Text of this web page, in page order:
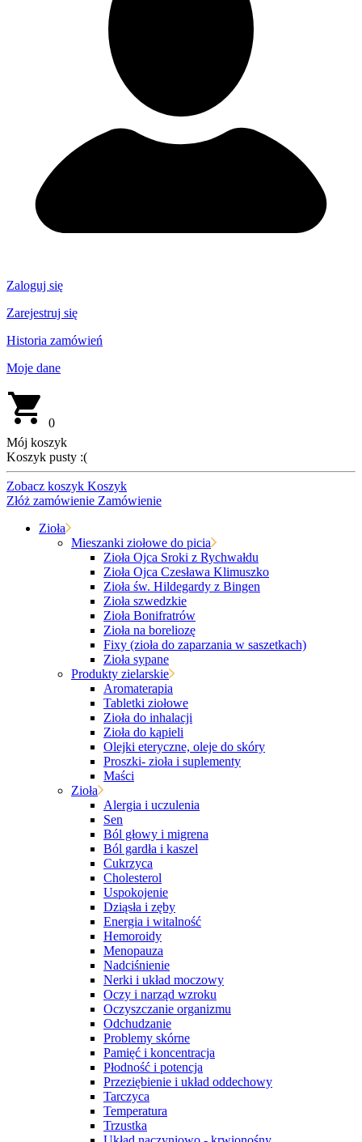
Zaloguj się
Zarejestruj się
Historia zamówień
Moje dane
0
Mój koszyk
Koszyk pusty :(
Zobacz koszyk Koszyk
Złóż zamówienie Zamówienie
Zioła
Mieszanki ziołowe do picia
Zioła Ojca Sroki z Rychwałdu
Zioła Ojca Czesława Klimuszko
Zioła św. Hildegardy z Bingen
Zioła szwedzkie
Zioła Bonifratrów
Zioła na boreliozę
Fixy (zioła do zaparzania w saszetkach)
Zioła sypane
Produkty zielarskie
Aromaterapia
Tabletki ziołowe
Zioła do inhalacji
Zioła do kąpieli
Olejki eteryczne, oleje do skóry
Proszki- zioła i suplementy
Maści
Zioła
Alergia i uczulenia
Sen
Ból głowy i migrena
Ból gardła i kaszel
Cukrzyca
Cholesterol
Uspokojenie
Dziąsła i zęby
Energia i witalność
Hemoroidy
Menopauza
Nadciśnienie
Nerki i układ moczowy
Oczy i narząd wzroku
Oczyszczanie organizmu
Odchudzanie
Problemy skórne
Pamięć i koncentracja
Płodność i potencja
Przeziębienie i układ oddechowy
Tarczyca
Temperatura
Trzustka